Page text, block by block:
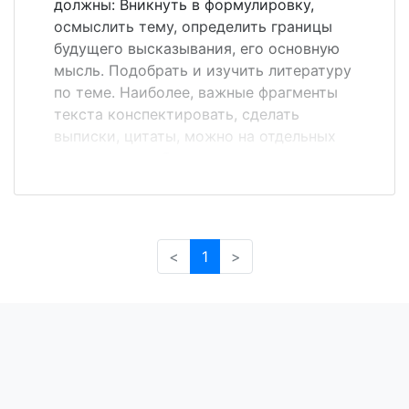
предложения могут быть длинными и
сложными; часто употребляются слова
иностранного происх...
должны: Вникнуть в формулировку,
осмыслить тему, определить границы
будущего высказывания, его основную
мысль. Подобрать и изучить литературу
по теме. Наиболее, важные фрагменты
текста конспектировать, сделать
выписки, цитаты, можно на отдельных
отдельных мыслей. Систематизируйте
собранный материал в соответствии с
< 1 >